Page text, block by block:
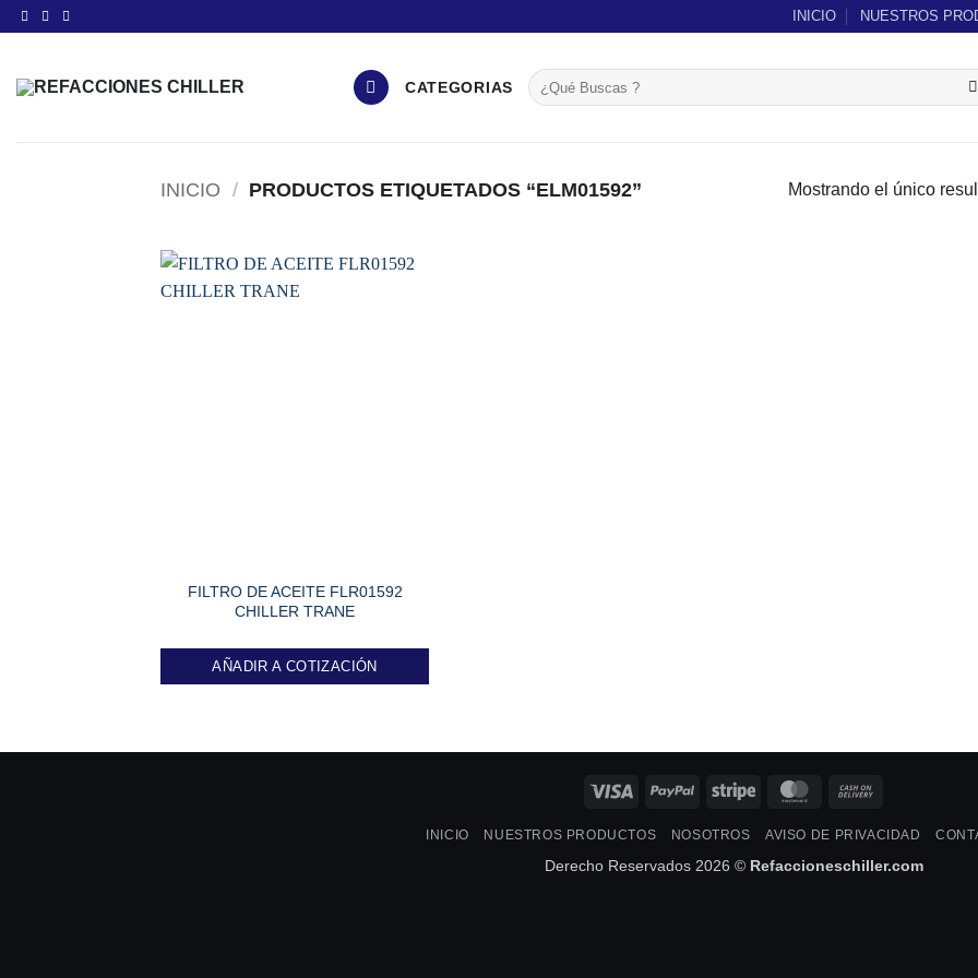
Saltar
INICIO NUESTROS
CATEGORIAS
Buscar
por:
INICIO / PRODUCTOS ETIQUETADOS “ELM01592” Mostrando el único
FILTRO DE ACEITE FLR01592
CHILLER TRANE
AÑADIR A COTIZACIÓN
Visa PayPal Stripe MasterCard
Delivery
INICIO NUESTROS PRODUCTOS NOSOTROS AVISO DE PRIVACIDAD
Derecho Reservados 2026 © Refaccioneschiller.com